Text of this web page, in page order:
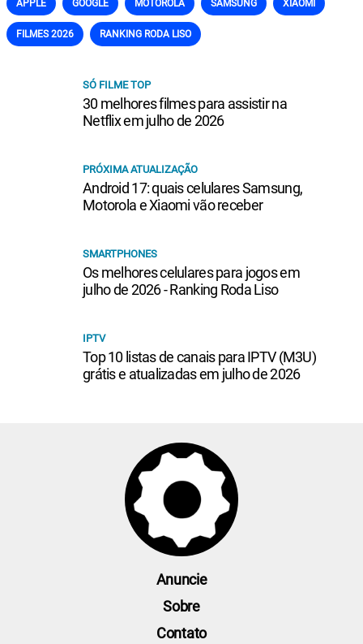
APPLE GOOGLE MOTOROLA SAMSUNG XIAOMI
FILMES 2026 RANKING RODA LISO
SÓ FILME TOP
30 melhores filmes para assistir na
Netflix em julho de 2026
PRÓXIMA ATUALIZAÇÃO
Android 17: quais celulares Samsung,
Motorola e Xiaomi vão receber
SMARTPHONES
Os melhores celulares para jogos em
julho de 2026 - Ranking Roda Liso
IPTV
Top 10 listas de canais para IPTV (M3U)
grátis e atualizadas em julho de 2026
Anuncie
Sobre
Contato